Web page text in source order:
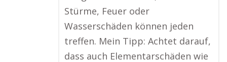
Stürme, Feuer oder
Wasserschäden können jeden
treffen. Mein Tipp: Achtet darauf,
dass auch Elementarschäden wie